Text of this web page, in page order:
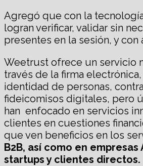
Agregó que con la
logran verificar, validar sin
presentes en la sesión, y con
Weetrust ofrece un servicio
través de la firma
identidad de personas,
fideicomisos digitales, pero
han enfocado en servicios
clientes en cuestiones
que ven beneficios en los
B2B, así como en empresas
startups y clientes directos.